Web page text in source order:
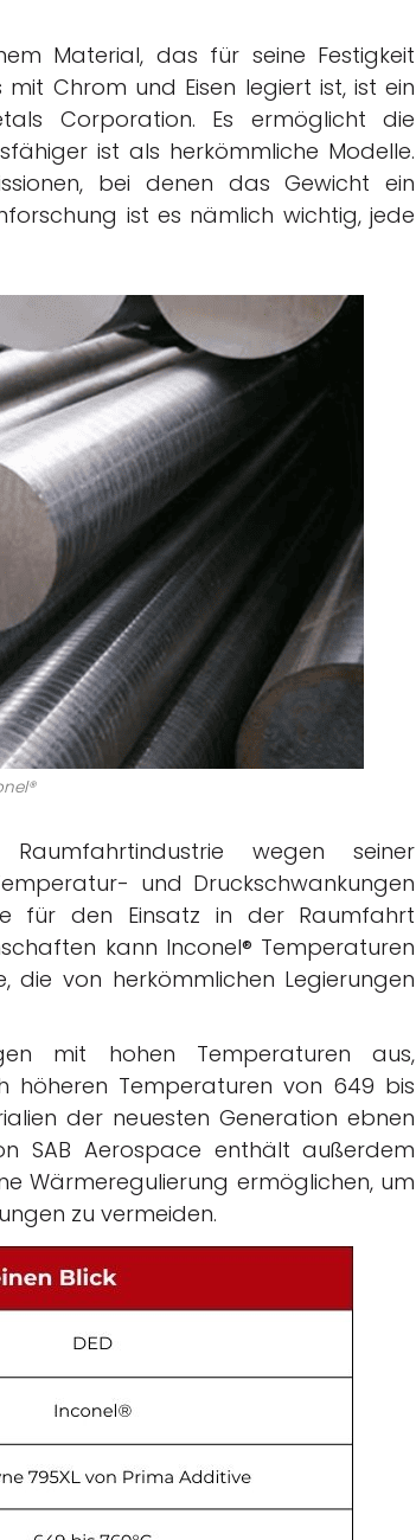
Material, das für seine Festigkeit
Chrom und Eisen legiert ist, ist ein
Corporation. Es ermöglicht die
ist als herkömmliche Modelle.
bei denen das Gewicht ein
ist es nämlich wichtig, jede
wegen seiner
und Druckschwankungen
für den Einsatz in der Raumfahrt
kann Inconel® Temperaturen
von herkömmlichen Legierungen
mit hohen Temperaturen aus,
höheren Temperaturen von 649 bis
der neuesten Generation ebnen
SAB Aerospace enthält außerdem
Wärmeregulierung ermöglichen, um
zu vermeiden.